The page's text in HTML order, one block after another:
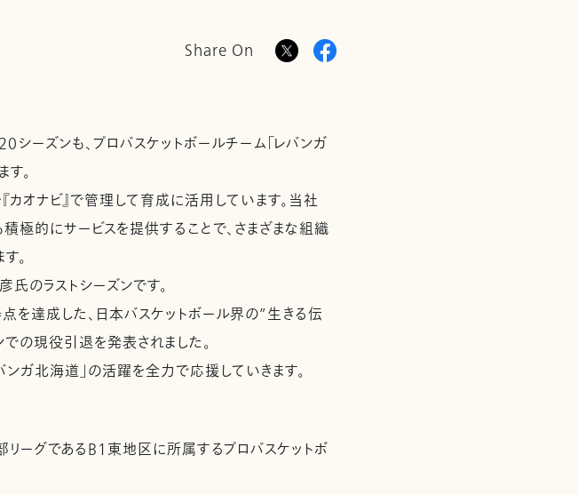
Share On
ズンも、プロバスケットボールチーム「レバンガ
。
カオナビ』で管理して育成に活用しています。当社
極的にサービスを提供することで、さまざまな組織
。
のラストシーズンです。
達成した、日本バスケットボール界の”生きる伝
の現役引退を発表されました。
ンガ北海道」の活躍を全力で応援していきます。
リーグであるB1東地区に所属するプロバスケットボ